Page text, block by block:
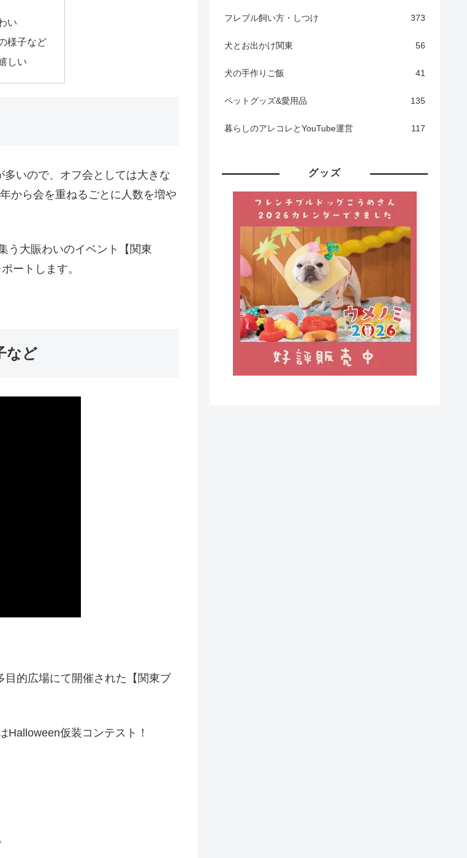
い
様子など
しい
いので、オフ会としては大きな
から会を重ねるごとに人数を増や
う大賑わいのイベント【関東
ートします。
など
的広場にて開催された【関東ブ
仮装コンテスト！
フレブル飼い方・しつけ 373
犬とお出かけ関東 56
犬の手作りご飯 41
ペットグッズ&愛用品 135
暮らしのアレコレとYouTube運営 117
グッズ